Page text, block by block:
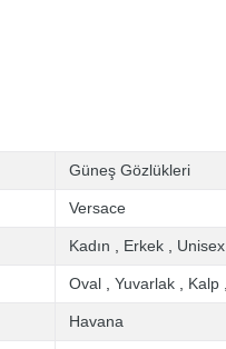
Güneş Gözlükleri
Versace
Kadın Erkek Unisex
Oval Yuvarlak Kalp
Havana